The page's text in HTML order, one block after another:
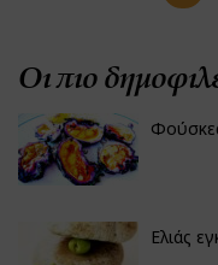
Οι πιο
Ελιάς